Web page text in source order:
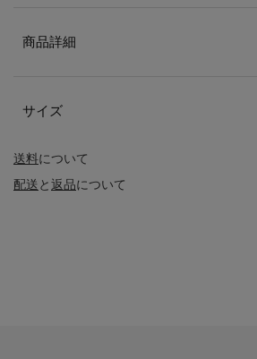
送料について
配送と返品について
商品詳細
サイズ